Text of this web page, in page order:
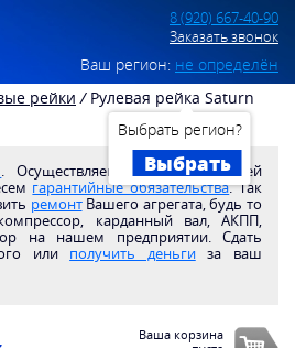
8 (920) 667-40-90
Заказать звонок
Ваш регион: не определён
Выбрать регион?
Выбрать
рейки / Рулевая рейка Saturn
. Осуществляем доставкупо всей
гарантийные обязательства. Так
ремонтВашего агрегата, будь то
карданный вал, АКПП,
на нашем предприятии. Сдать
или получить деньгиза ваш
Ваша корзина